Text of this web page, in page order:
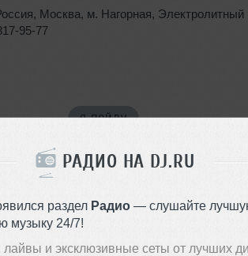
РАДИО НА DJ.RU
раздел Радио — слушайте
музыку 24/7!
и эксклюзивные сеты от лучших
, Москва, м. Нагорная, Электролитный
95-77
Я ПОЙДУ
ЗАРЕГИСТРИРУЙТЕСЬ
Или